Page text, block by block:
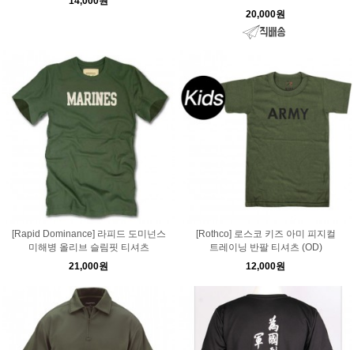
20,000원
[Rapid Dominance] 라피드 도미넌스
미해병 올리브 슬림핏 티셔츠
21,000원
[Rothco] 로스코 키즈 아미 피지컬
트레이닝 반팔 티셔츠 (OD)
12,000원